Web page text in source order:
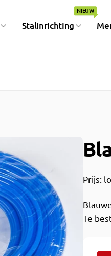
Stalinrichting
NIEUW
Prijs:
Te